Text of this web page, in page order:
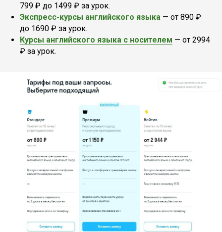
799 ₽ до 1499 ₽ за урок.
Экспресс-курсы английского языка — от 890 ₽
до 1690 ₽ за урок.
Курсы английского языка с носителем — от 2994
₽ за урок.